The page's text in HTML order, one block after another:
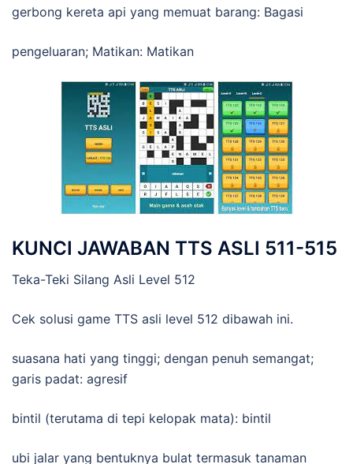
gerbong kereta api yang memuat barang: Bagasi
pengeluaran; Matikan: Matikan
KUNCI JAWABAN TTS ASLI 511-515
Teka-Teki Silang Asli Level 512
Cek solusi game TTS asli level 512 dibawah ini.
suasana hati yang tinggi; dengan penuh semangat;
garis padat: agresif
bintil (terutama di tepi kelopak mata): bintil
ubi jalar yang bentuknya bulat termasuk tanaman